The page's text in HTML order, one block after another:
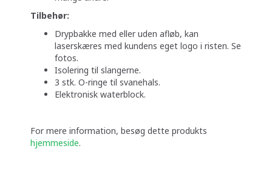
Tilbehør:
Drypbakke med eller uden afløb, kan
laserskæres med kundens eget logo i risten. Se
fotos.
Isolering til slangerne.
3 stk. O-ringe til svanehals.
Elektronisk waterblock.
For mere information, besøg dette produkts
hjemmeside.